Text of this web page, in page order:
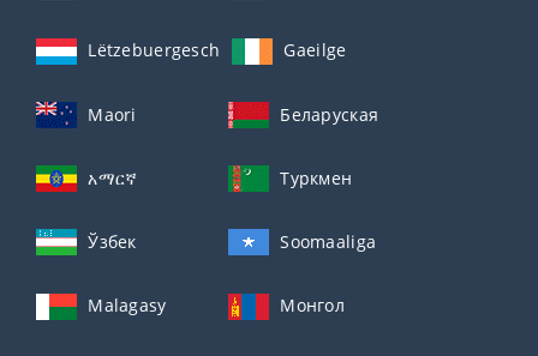
Lëtzebuergesch Gaeilge
Maori Беларуская
አማርኛ Туркмен
Ўзбек Soomaaliga
Malagasy Монгол